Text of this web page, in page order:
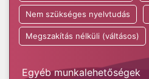
Nem szükséges nyelvtudás
Megszakítás nélküli (váltásos)
Egyéb munkalehetőségek